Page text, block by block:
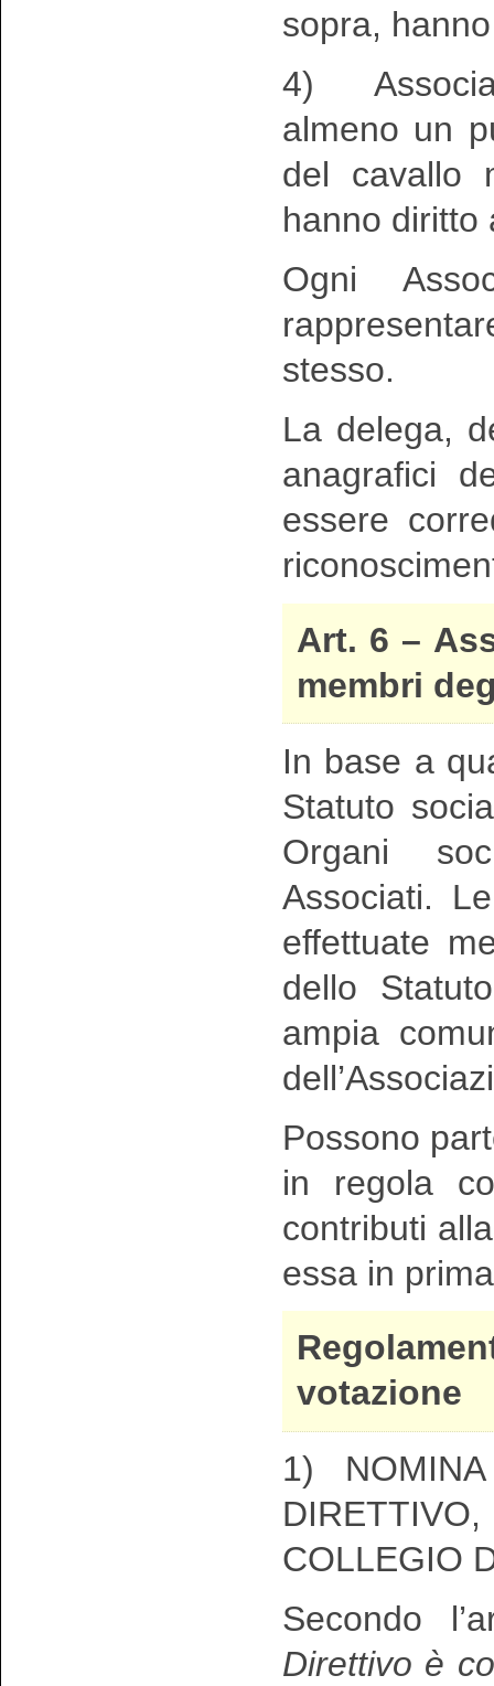
sopra,
4)
almeno un
del cavallo
hanno diritto
Ogni
stesso.
La delega,
anagrafici
essere
Art. 6 –
membri
In base a
Statuto
Organi
Associati.
effettuate
dello
ampia
Possono
in regola
contributi
essa in
votazione
1) NOMINA
COLLEGIO
Secondo
Direttivo è